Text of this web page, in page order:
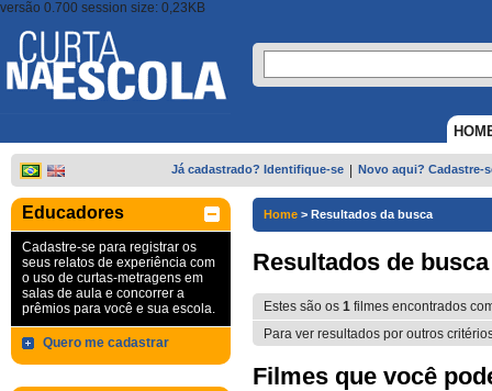
versão 0.700 session size: 0,23KB
Já cadastrado? Identifique-se Novo aqui? Cadastre-
Educadores
Cadastre-se para registrar os
seus relatos de experiência com
o uso de curtas-metragens em
salas de aula e concorrer a
prêmios para você e sua escola.
Quero me cadastrar
Home > Resultados da busca
Resultados de busca
Estes são os 1 filmes encontrados
Para ver resultados por outros
Filmes que você